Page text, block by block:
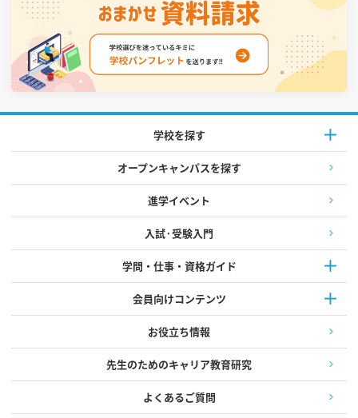
学校を探す
オープンキャンパスを探す
進学イベント
入試·受験入門
学問・仕事・資格ガイド
会員向けコンテンツ
お役立ち情報
先生のためのキャリア教育研究
よくあるご質問